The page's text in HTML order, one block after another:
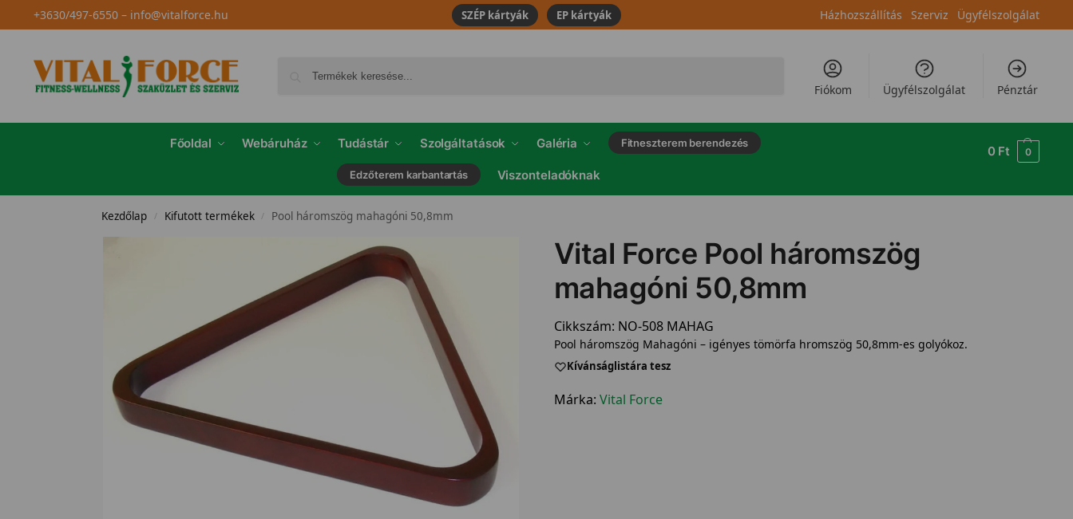
+3630/497-6550– info@vitalforce.hu SZÉP kártyák EP kártyák Házhozszállítás Szerviz Ügyfélszolgálat
Fiókom Ügyfélszolgálat Pénztár
Főoldal Webáruház Tudástár Szolgáltatások Galéria Fitneszterem berendezés
Edzőterem karbantartás Viszonteladóknak
0 Ft 0
Kezdőlap / Kifutott termékek / Pool háromszög mahagóni 50,8mm
Vital Force Pool háromszög
mahagóni 50,8mm
Cikkszám: NO-508 MAHAG
Pool háromszög Mahagóni – igényes tömörfa hromszög 50,8mm-es golyókoz.
Kívánságlistára tesz
Márka: Vital Force